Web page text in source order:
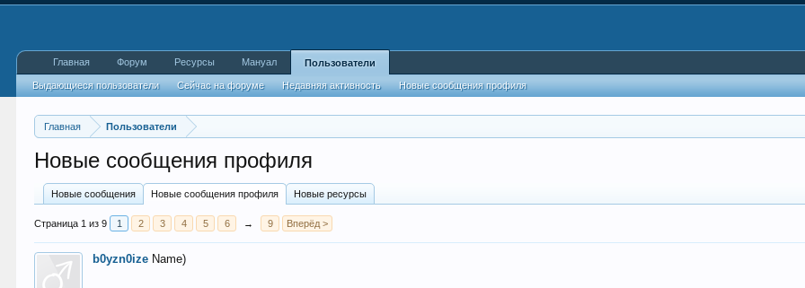
Главная Пользователи
Новые сообщения профиля
Новые сообщения Новые сообщения профиля Новые ресурсы
Страница 1 из 9 1 2 3 4 5 6 → 9 Вперёд >
b0yzn0ize Name)
Главная Форум Ресурсы Мануал Пользователи
Выдающиеся пользователи Сейчас на форуме Недавняя активность Новые сообщения профиля